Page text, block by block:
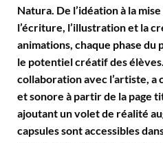
Natura. De l’idéation à la
l’écriture, l’illustration et la
animations, chaque phase
le potentiel créatif des
collaboration avec l’artiste, a
et sonore à partir de la page
ajoutant un volet de réalité
capsules sont accessibles